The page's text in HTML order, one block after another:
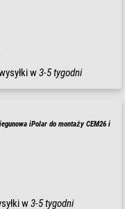
w3-5 tygodni
iPolar do montaży CEM26 i
w3-5 tygodni